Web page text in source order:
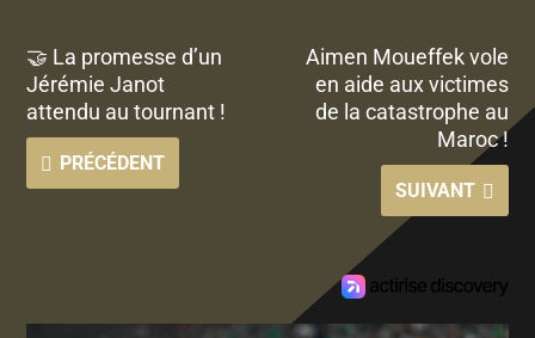
🤝 La promesse d’un
Jérémie Janot
attendu au tournant !
PRÉCÉDENT
Aimen Moueffek vole
en aide aux victimes
de la catastrophe au
Maroc !
SUIVANT